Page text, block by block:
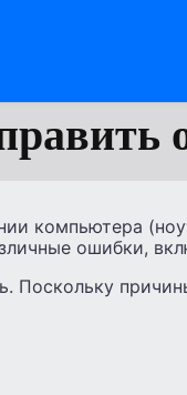
компьютера
ошибки,
Поскольку